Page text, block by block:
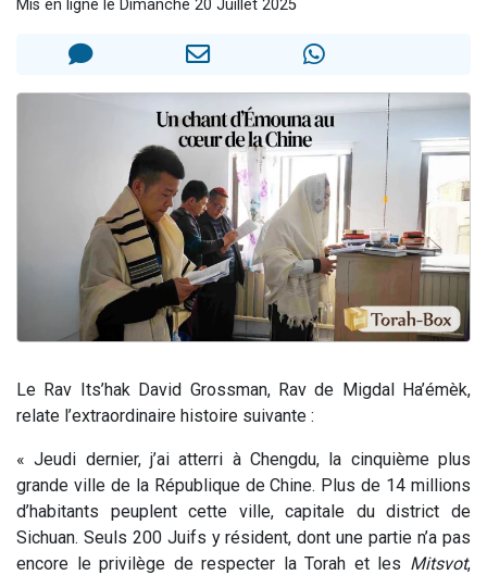
12 nouvelles musiques dans Torah-Box Music
2 personnes viennent de nous rejoindre sur WhatsApp
Mis en ligne le Dimanche 20 Juillet 2025
Le Rav Its’hak David Grossman, Rav de Migdal Ha’émèk,
relate l’extraordinaire histoire suivante :
« Jeudi dernier, j’ai atterri à Chengdu, la cinquième plus
grande ville de la République de Chine. Plus de 14 millions
d’habitants peuplent cette ville, capitale du district de
Sichuan. Seuls 200 Juifs y résident, dont une partie n’a pas
encore le privilège de respecter la Torah et les Mitsvot,